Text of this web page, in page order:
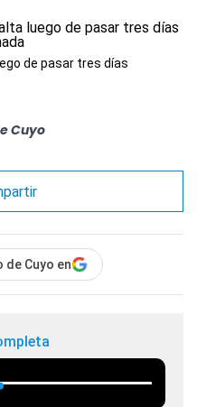
de pasar tres días
Cuyo
de Cuyo en